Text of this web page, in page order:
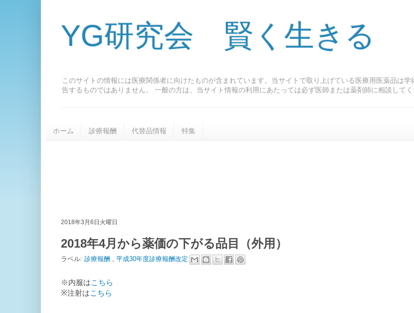
YG研究会 賢く生きる
このサイトの情報には医療関係者に向けたものが含まれています。当サイトで取り上げている医療用医薬品は
告するものではありません。 一般の方は、当サイト情報の利用にあたっては必ず医師または薬剤師に相談してく
ホーム 診療報酬 代替品情報 特集
2018年3月6日火曜日
2018年4月から薬価の下がる品目（外用）
ラベル: 診療報酬 , 平成30年度診療報酬改定
※内服はこちら
※注射はこちら